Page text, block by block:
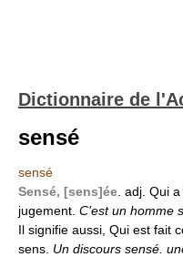
Dictionnaire de
sensé
sensé
Sensé, [sens]ée . adj. Qui
jugement. C'est un homme
Il signifie aussi, Qui est fait
sens. Un discours sensé.